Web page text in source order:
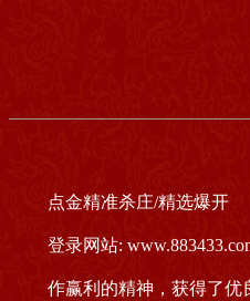
点金精准杀庄/精选爆开
登录网站:
作赢利的精神，获得了优